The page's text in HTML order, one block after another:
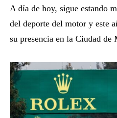
A día de hoy, sigue estando
del deporte del motor y este
su presencia en la Ciudad de